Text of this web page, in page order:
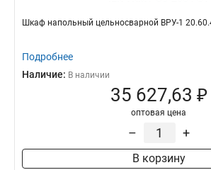
Шкаф напольный цельносварной ВРУ-1
Подробнее
Наличие: В наличии
35 627,63 ₽
оптовая цена
– +
В корзину